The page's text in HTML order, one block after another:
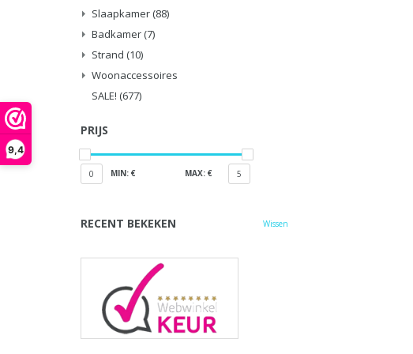
9,4
Slaapkamer (88)
Badkamer (7)
Strand (10)
Woonaccessoires
SALE! (677)
PRIJS
0 MIN: € MAX: € 5
RECENT BEKEKEN Wissen